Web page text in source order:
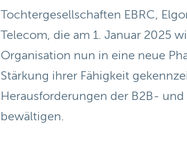
Tochtergesellschaften EBRC,
Telecom, die am 1. Januar 2025
Organisation nun in eine neue
Stärkung ihrer Fähigkeit
Herausforderungen der B2B-
bewältigen.